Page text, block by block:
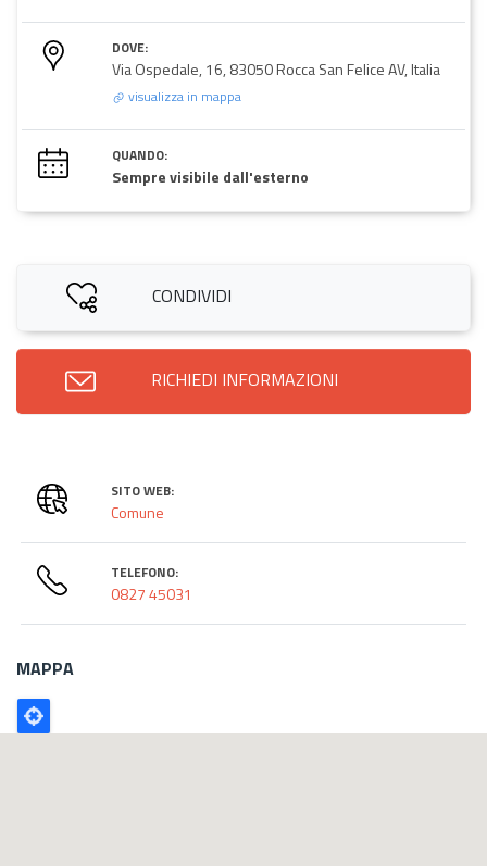
DOVE:
Via Ospedale, 16, 83050 Rocca San Felice AV, Italia
visualizza in mappa
QUANDO:
Sempre visibile dall'esterno
CONDIVIDI
RICHIEDI INFORMAZIONI
SITO WEB:
Comune
TELEFONO:
0827 45031
MAPPA
Poligono
GEO